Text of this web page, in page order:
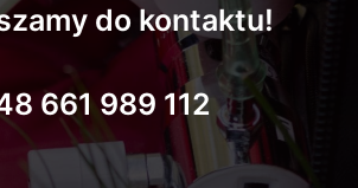
do kontaktu!
661 989 112